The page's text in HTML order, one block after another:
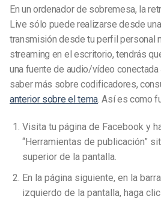
En un ordenador de sobremesa, la
Live sólo puede realizarse desde
transmisión desde tu perfil personal
streaming en el escritorio, tendrás
una fuente de audio/vídeo conectada
saber más sobre codificadores,
anterior sobre el tema. Así es como
Visita tu página de Facebook y
“Herramientas de publicación”
superior de la pantalla.
En la página siguiente, en la
izquierdo de la pantalla, haga clic